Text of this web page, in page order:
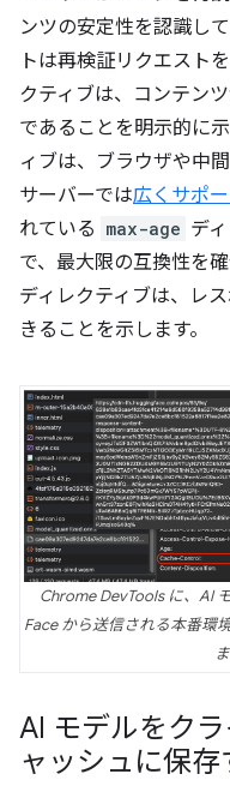
ンツの安定性を認識し
トは再検証リクエストを
クティブは、コンテン
であることを明示的に示
ィブは、ブラウザや中
サーバーでは広くサポ
れている max-age デ
で、最大限の互換性を確
ディレクティブは、レ
きることを示します。
Chrome DevTools に、AI
Face から送信される本番環
AI モデルをク
ャッシュに保存